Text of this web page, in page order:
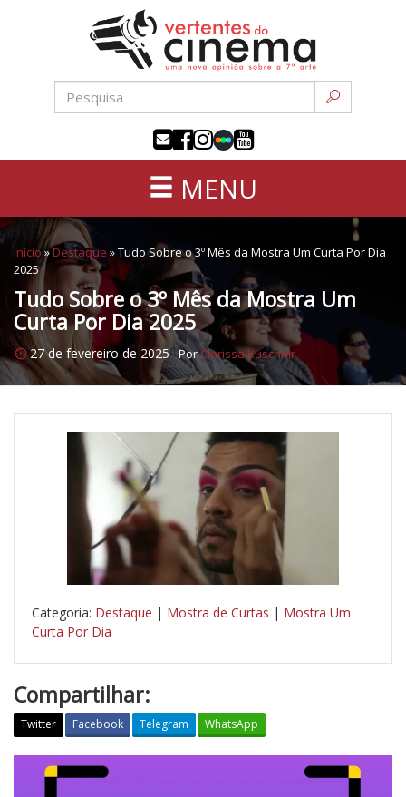
conteúdo
sétima
MENU
Início»Destaque»Tudo Sobre o 3º Mês da Mostra Um Curta Por Dia
2025
Tudo Sobre o 3º Mês da Mostra Um
Curta Por Dia 2025
27 de fevereiro de 2025 PorClarissa Kuschnir
Categoria: Destaque | Mostra de Curtas | Mostra Um
Curta Por Dia
Compartilhar:
Twitter Facebook Telegram WhatsApp